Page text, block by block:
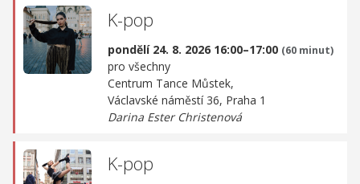
K-pop
pondělí 24. 8. 2026 16:00–17:00 (60 minut)
pro všechny
Centrum Tance Můstek,
Václavské náměstí 36, Praha 1
Darina Ester Christenová
K-pop